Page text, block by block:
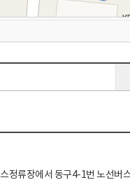
류장에서 동구4-1번 노선버